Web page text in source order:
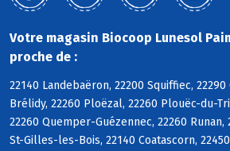
Votre magasin Biocoop Lunesol
proche de :
22140 Landebaëron, 22200 Squiffiec, 22290
Brélidy, 22260 Ploëzal, 22260 Plouëc-du-
22260 Quemper-Guézennec, 22260 Runan,
St-Gilles-les-Bois, 22140 Coatascorn,